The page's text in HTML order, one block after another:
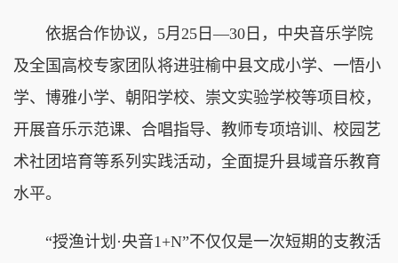
依据合作协议，5月25日—30日，中央音乐学院
及全国高校专家团队将进驻榆中县文成小学、一悟小
学、博雅小学、朝阳学校、崇文实验学校等项目校，
开展音乐示范课、合唱指导、教师专项培训、校园艺
术社团培育等系列实践活动，全面提升县域音乐教育
水平。
“授渔计划·央音1+N”不仅仅是一次短期的支教活